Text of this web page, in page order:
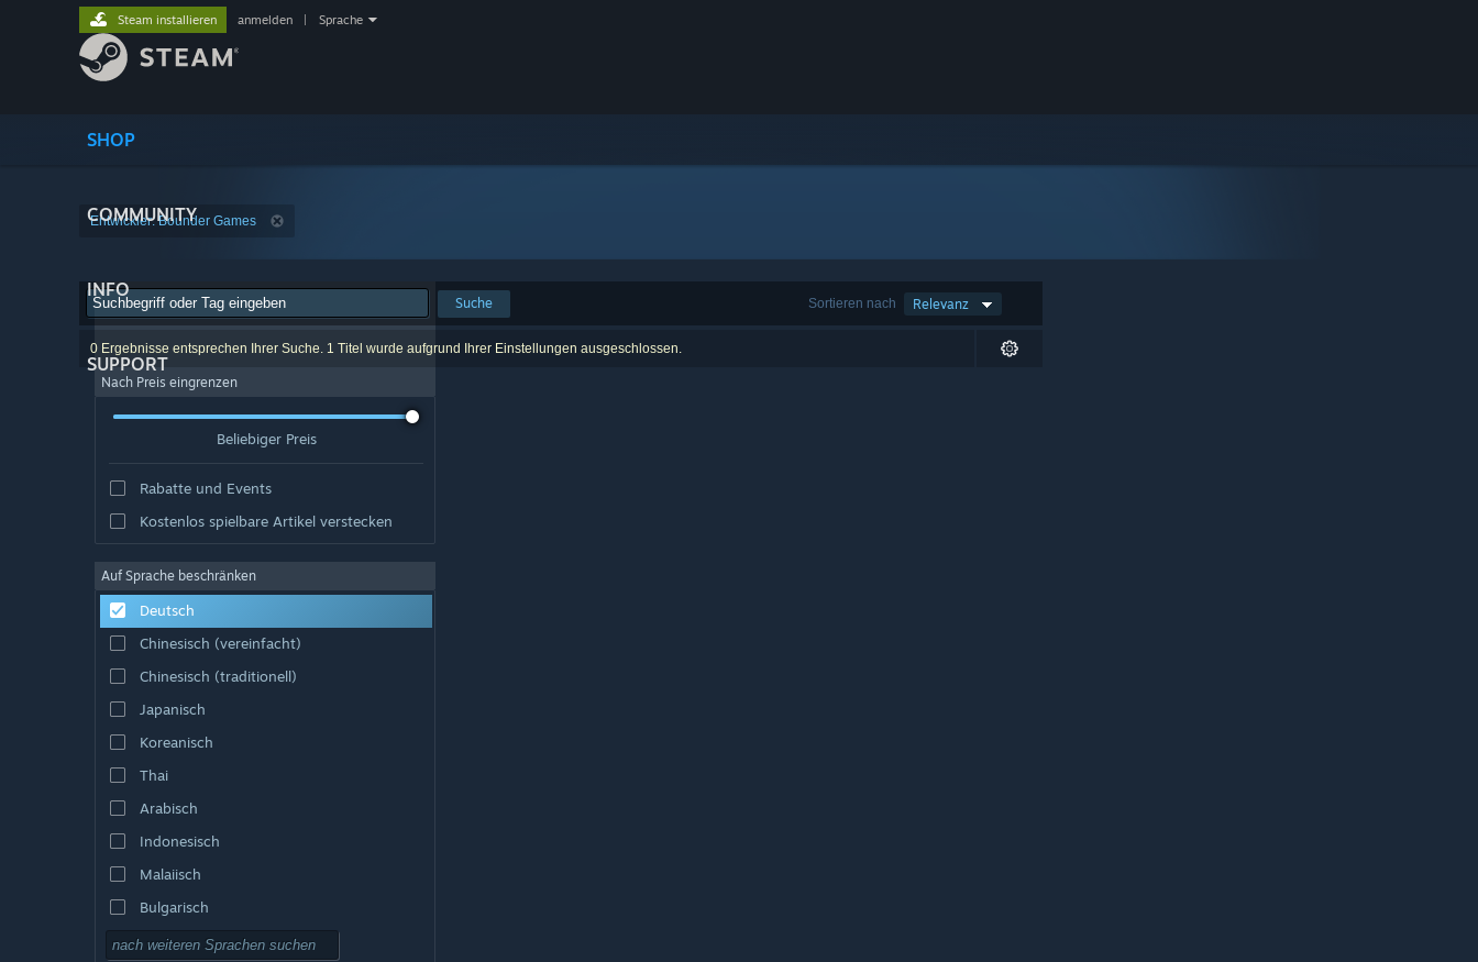
SHOP
COMMUNITY
INFO
SUPPORT
Steam installieren anmelden Sprache
Entwickler: Bounder Games
Sortieren nach Relevanz
Suche
0 Ergebnisse entsprechen Ihrer Suche. 1 Titel wurde aufgrund Ihrer Einstellungen ausgeschlossen.
Nach Preis eingrenzen
Beliebiger Preis
Rabatte und Events
Kostenlos spielbare Artikel verstecken
Auf Sprache beschränken
Deutsch
Chinesisch (vereinfacht)
Chinesisch (traditionell)
Japanisch
Koreanisch
Thai
Arabisch
Indonesisch
Malaiisch
Bulgarisch
Tschechisch